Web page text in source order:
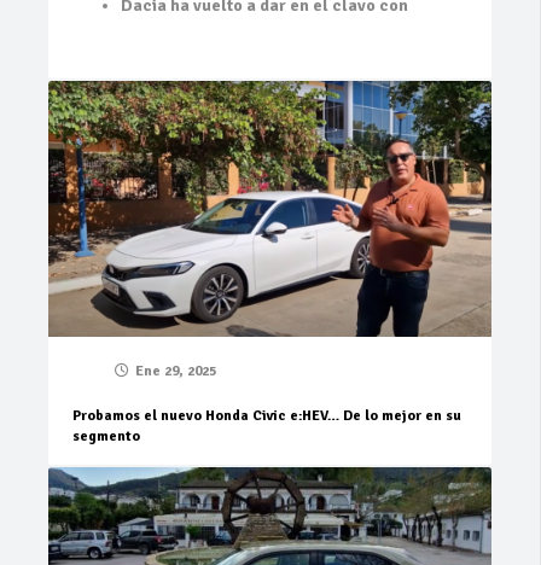
Dacia ha vuelto a dar en el clavo con
Ene 29, 2025
Probamos el nuevo Honda Civic e:HEV… De lo mejor en su
segmento